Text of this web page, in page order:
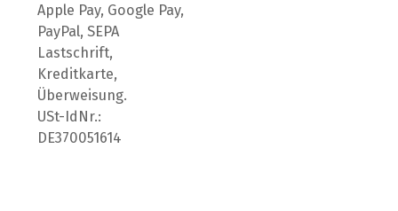
Apple Pay, Google Pay,
PayPal, SEPA
Lastschrift,
Kreditkarte,
Überweisung.
USt-IdNr.:
DE370051614